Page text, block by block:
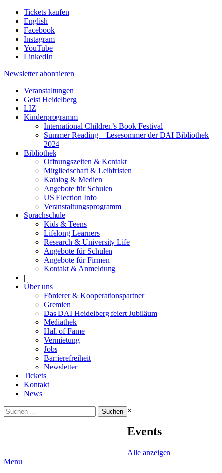
Tickets kaufen
English
Facebook
Instagram
YouTube
LinkedIn
Newsletter abonnieren
Veranstaltungen
Geist Heidelberg
LIZ
Kinderprogramm
International Children’s Book Festival
Summer Reading – Lesesommer der DAI Bibliothek
2024
Bibliothek
Öffnungszeiten & Kontakt
Mitgliedschaft & Leihfristen
Katalog & Medien
Angebote für Schulen
US Election Info
Veranstaltungsprogramm
Sprachschule
Kids & Teens
Lifelong Learners
Research & University Life
Angebote für Schulen
Angebote für Firmen
Kontakt & Anmeldung
|
Über uns
Förderer & Kooperationspartner
Gremien
Das DAI Heidelberg feiert Jubiläum
Mediathek
Hall of Fame
Vermietung
Jobs
Barrierefreiheit
Newsletter
Tickets
Kontakt
News
Suchen
nach:
×
Events
Alle anzeigen
Menu